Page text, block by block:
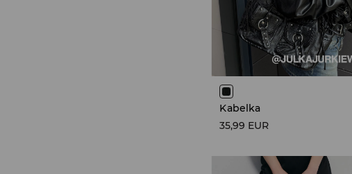
Kabelka
35,99 EUR